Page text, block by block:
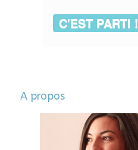
C'EST PARTI !
A propos